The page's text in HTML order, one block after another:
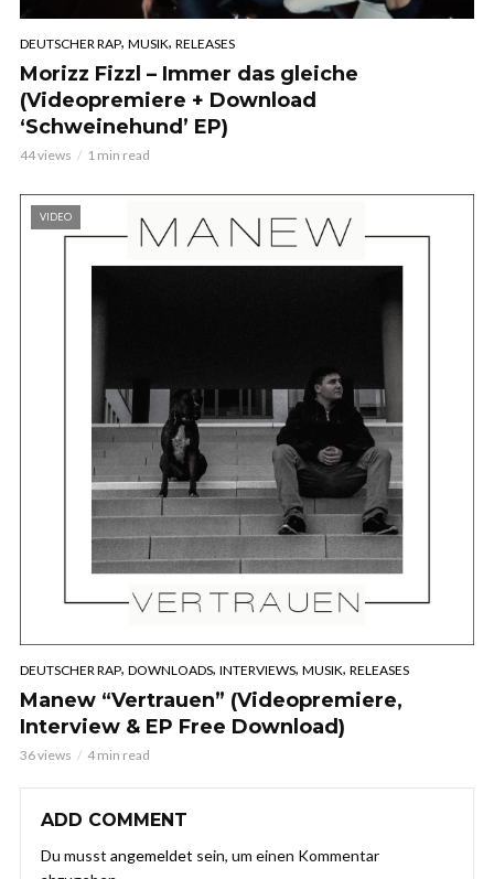
DEUTSCHER RAP, MUSIK, RELEASES
Morizz Fizzl – Immer das gleiche
(Videopremiere + Download
‘Schweinehund’ EP)
44 views 1 min read
VIDEO
DEUTSCHER RAP, DOWNLOADS, INTERVIEWS, MUSIK, RELEASES
Manew “Vertrauen” (Videopremiere,
Interview & EP Free Download)
36 views 4 min read
ADD COMMENT
Du musst angemeldet sein, um einen Kommentar